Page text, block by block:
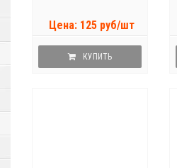
Цена: 125 руб/шт
КУПИТЬ